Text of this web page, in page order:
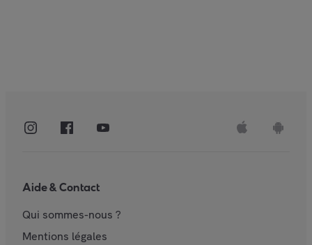
Aide & Contact
Qui sommes-nous ?
Mentions légales